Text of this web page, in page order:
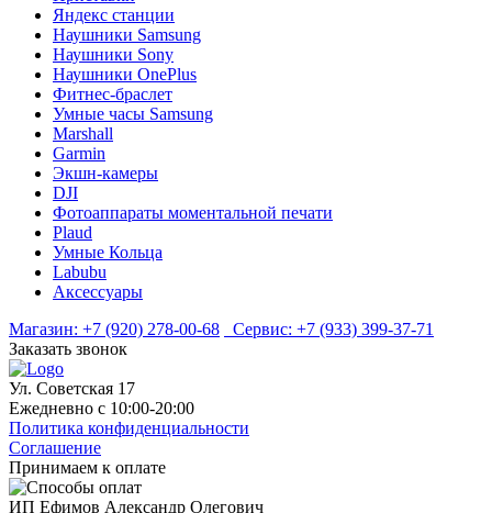
Яндекс станции
Наушники Samsung
Наушники Sony
Наушники OnePlus
Фитнес-браслет
Умные часы Samsung
Marshall
Garmin
Экшн-камеры
DJI
Фотоаппараты моментальной печати
Plaud
Умные Кольца
Labubu
Аксессуары
Магазин: +7 (920) 278-00-68 Сервис: +7 (933) 399-37-71
Заказать звонок
Ул. Советская 17
Ежедневно с 10:00-20:00
Политика конфиденциальности
Соглашение
Принимаем к оплате
ИП Ефимов Александр Олегович